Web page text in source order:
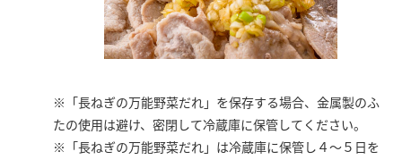
※「長ねぎの万能野菜だれ」を保存する場合、金属製のふ
たの使用は避け、密閉して冷蔵庫に保管してください。
※「長ねぎの万能野菜だれ」は冷蔵庫に保管し４～５日を